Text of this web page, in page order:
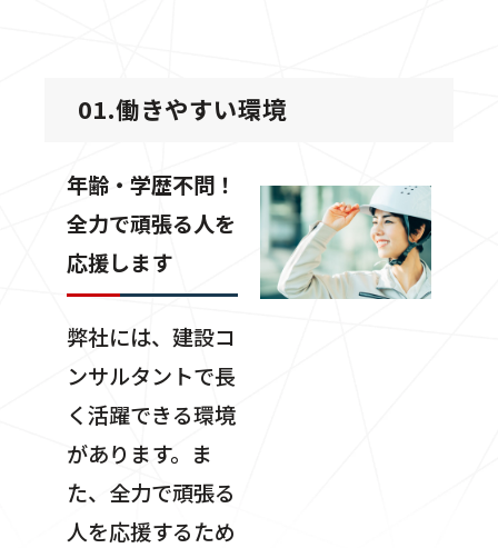
01.働きやすい環境
年齢・学歴不問！
全力で頑張る人を
応援します
弊社には、建設コ
ンサルタントで長
く活躍できる環境
があります。ま
た、全力で頑張る
人を応援するため